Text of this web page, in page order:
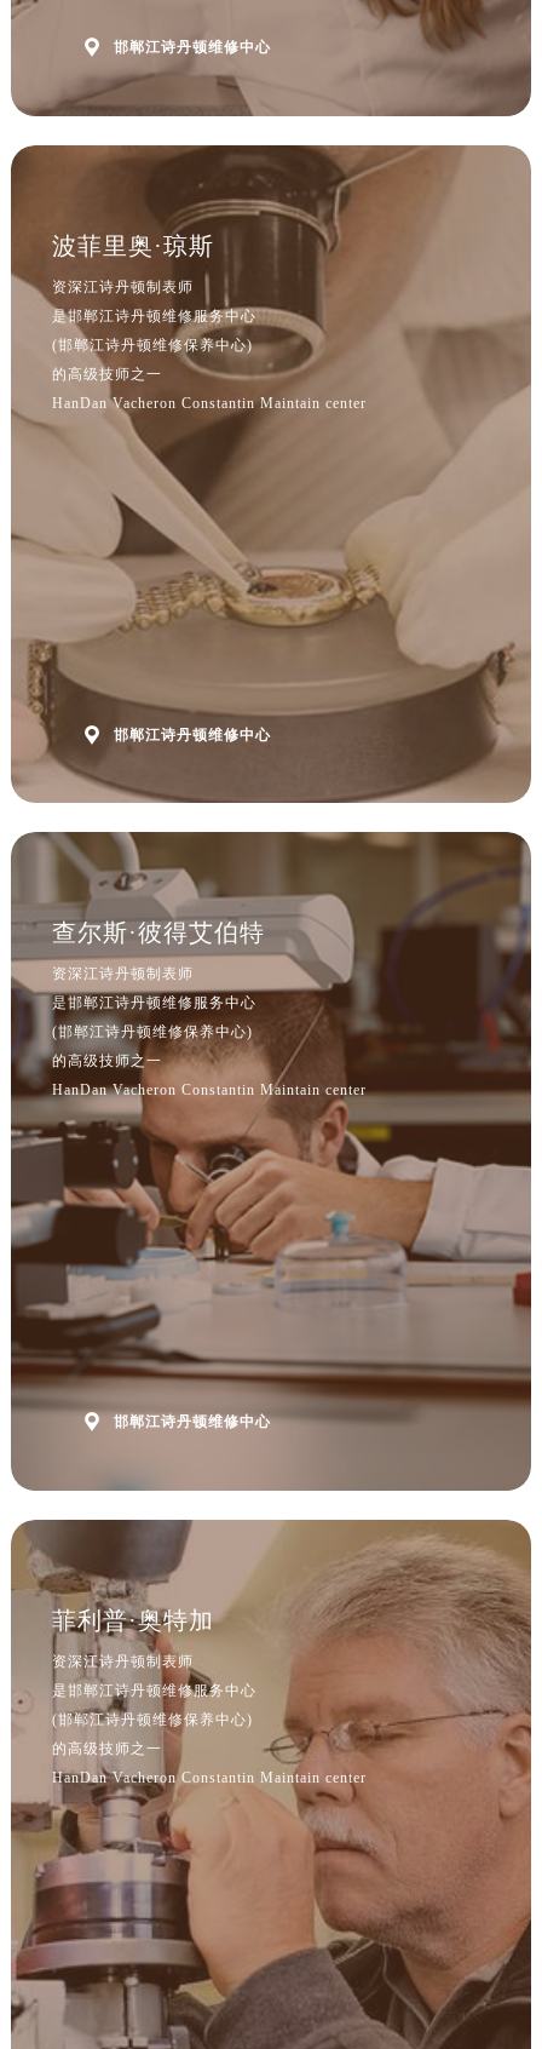
 邯郸江诗丹顿维修中心
波菲里奥·琼斯
资深江诗丹顿制表师
是邯郸江诗丹顿维修服务中心
(邯郸江诗丹顿维修保养中心)
的高级技师之一
HanDan Vacheron Constantin Maintain center
 邯郸江诗丹顿维修中心
查尔斯·彼得艾伯特
资深江诗丹顿制表师
是邯郸江诗丹顿维修服务中心
(邯郸江诗丹顿维修保养中心)
的高级技师之一
HanDan Vacheron Constantin Maintain center
 邯郸江诗丹顿维修中心
菲利普·奥特加
资深江诗丹顿制表师
是邯郸江诗丹顿维修服务中心
(邯郸江诗丹顿维修保养中心)
的高级技师之一
HanDan Vacheron Constantin Maintain center
预约入口
提前预约免排队，到店即享服务
预约时间有变无需取消，可随时重新预约